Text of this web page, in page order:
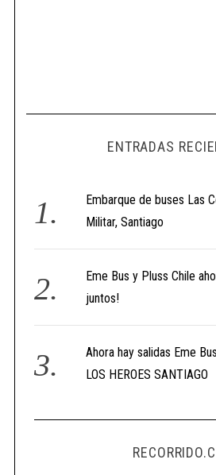
ENTRADAS
Embarque de buses Las
Militar, Santiago
Eme Bus y Pluss Chile
juntos!
Ahora hay salidas Eme
LOS HEROES SANTIAGO